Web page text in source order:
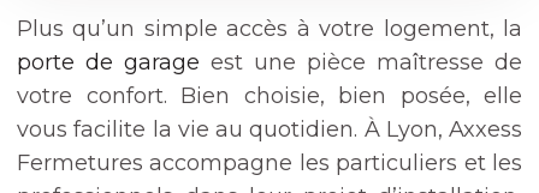
Plus qu’un simple accès à votre logement, la
porte de garage est une pièce maîtresse de
votre confort. Bien choisie, bien posée, elle
vous facilite la vie au quotidien. À Lyon, Axxess
Fermetures accompagne les particuliers et les